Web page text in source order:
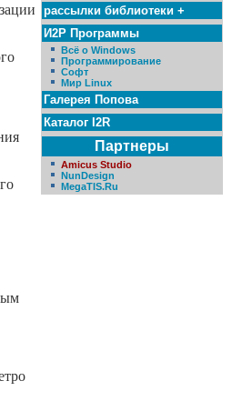
рассылки библиотеки +
И2Р Программы
Всё о Windows
Программирование
Софт
Мир Linux
Галерея Попова
Каталог I2R
Партнеры
Amicus Studio
NunDesign
MegaTIS.Ru